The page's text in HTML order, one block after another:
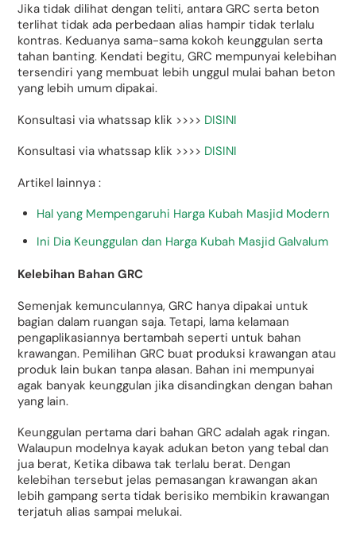
Jika tidak dilihat dengan teliti, antara GRC serta beton
terlihat tidak ada perbedaan alias hampir tidak terlalu
kontras. Keduanya sama-sama kokoh keunggulan serta
tahan banting. Kendati begitu, GRC mempunyai kelebihan
tersendiri yang membuat lebih unggul mulai bahan beton
yang lebih umum dipakai.
Konsultasi via whatssap klik >>>> DISINI
Konsultasi via whatssap klik >>>> DISINI
Artikel lainnya :
Hal yang Mempengaruhi Harga Kubah Masjid Modern
Ini Dia Keunggulan dan Harga Kubah Masjid Galvalum
Kelebihan Bahan GRC
Semenjak kemunculannya, GRC hanya dipakai untuk
bagian dalam ruangan saja. Tetapi, lama kelamaan
pengaplikasiannya bertambah seperti untuk bahan
krawangan. Pemilihan GRC buat produksi krawangan atau
produk lain bukan tanpa alasan. Bahan ini mempunyai
agak banyak keunggulan jika disandingkan dengan bahan
yang lain.
Keunggulan pertama dari bahan GRC adalah agak ringan.
Walaupun modelnya kayak adukan beton yang tebal dan
jua berat, Ketika dibawa tak terlalu berat. Dengan
kelebihan tersebut jelas pemasangan krawangan akan
lebih gampang serta tidak berisiko membikin krawangan
terjatuh alias sampai melukai.